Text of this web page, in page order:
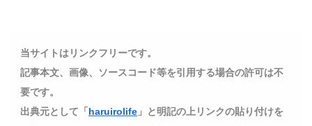
当サイトはリンクフリーです。
記事本文、画像、ソースコード等を引用する場合の許可は不
要です。
出典元として「 haruirolife 」と明記の上リンクの貼り付けを